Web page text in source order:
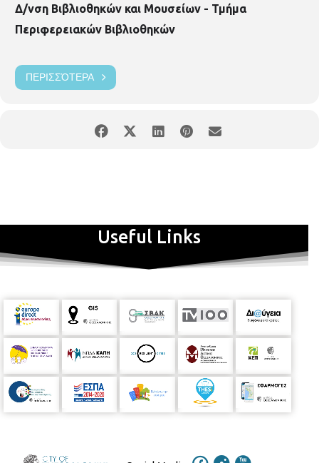
Δ/νση Βιβλιοθηκών και Μουσείων - Τμήμα
Περιφερειακών Βιβλιοθηκών
ΠΕΡΙΣΣΌΤΕΡΑ
Useful Links